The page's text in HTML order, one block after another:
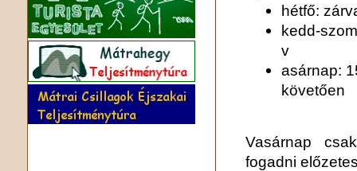
hétfő:
kedd-
v
asárnap:
követően
Vasárnap
fogadni